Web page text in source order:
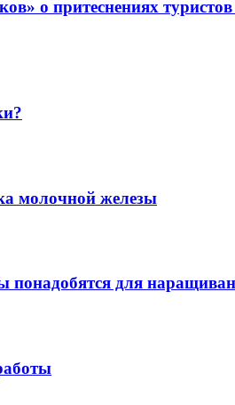
о притеснениях
молочной железы
для